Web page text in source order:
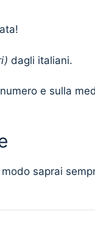
dagli italiani.
e sulla
saprai